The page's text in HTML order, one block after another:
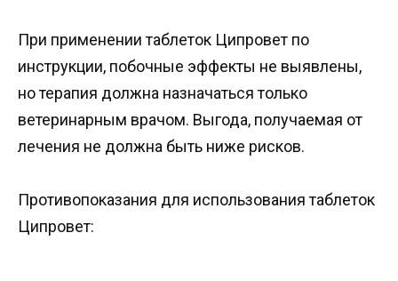
При применении таблеток Ципровет по
инструкции, побочные эффекты не выявлены,
но терапия должна назначаться только
ветеринарным врачом. Выгода, получаемая от
лечения не должна быть ниже рисков.
Противопоказания для использования таблеток
Ципровет: